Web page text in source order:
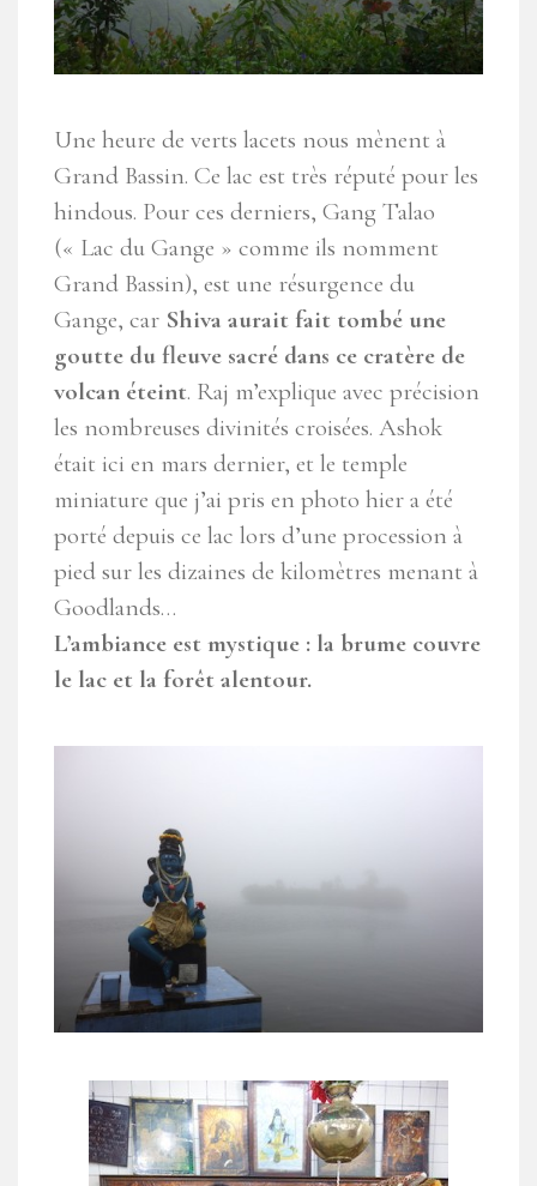
Une heure de verts lacets nous mènent à
Grand Bassin. Ce lac est très réputé pour les
hindous. Pour ces derniers, Gang Talao
(« Lac du Gange » comme ils nomment
Grand Bassin), est une résurgence du
Gange, car Shiva aurait fait tombé une
goutte du fleuve sacré dans ce cratère de
volcan éteint. Raj m’explique avec précision
les nombreuses divinités croisées. Ashok
était ici en mars dernier, et le temple
miniature que j’ai pris en photo hier a été
porté depuis ce lac lors d’une procession à
pied sur les dizaines de kilomètres menant à
Goodlands…
L’ambiance est mystique : la brume couvre
le lac et la forêt alentour.